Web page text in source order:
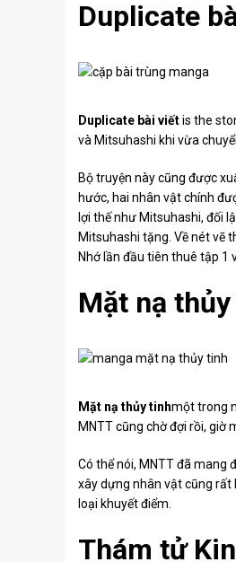
Duplicate
Duplicate bài viếtis the
và Mitsuhashi khi vừa
Bộ truyện này cũng được
hước, hai nhân vật chính
lợi thế như Mitsuhashi, đối
Mitsuhashi tặng. Về nét vẽ
Nhớ lần đầu tiên thuê tập 1
Mặt nạ
Mặt nạ thủy tinhmột trong
MNTT cũng chờ đợi rồi, giờ
Có thể nói, MNTT đã mang
xây dựng nhân vật cũng rất
loại khuyết điểm.
Thám tử